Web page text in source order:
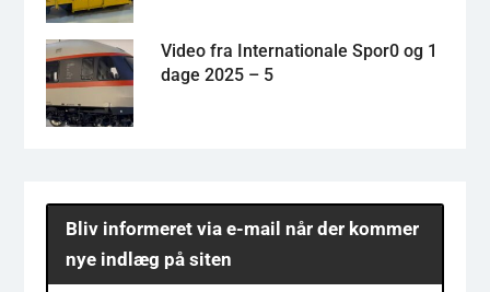
Video fra Internationale Spor0 og 1
dage 2025 – 5
Bliv informeret via e-mail når der kommer
nye indlæg på siten